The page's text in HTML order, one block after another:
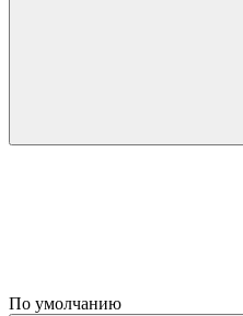
По умолчанию